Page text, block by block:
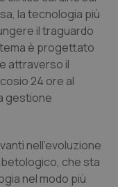
la tecnologia più
il traguardo
è progettato
attraverso il
24 ore al
gestione
nell’evoluzione
che sta
nel modo più